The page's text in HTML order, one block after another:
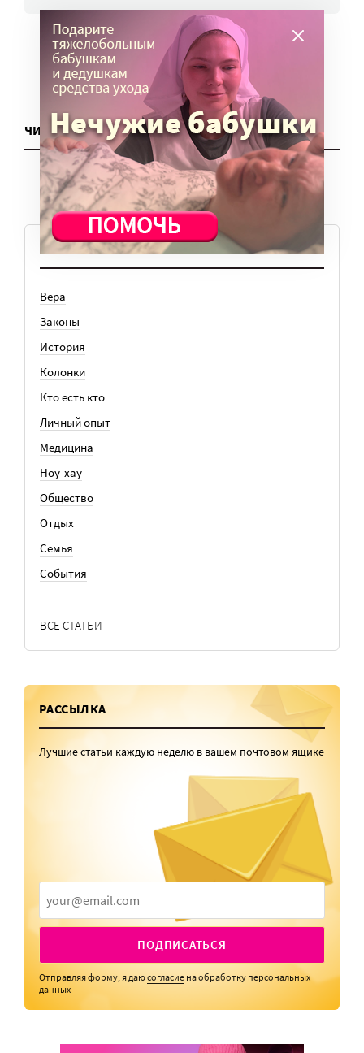
ЧИТАТЬ ЕЩЕ
ТЕМЫ
Вера
Законы
История
Колонки
Кто есть кто
Личный опыт
Медицина
Ноу-хау
Общество
Отдых
Семья
События
ВСЕ СТАТЬИ
РАССЫЛКА
Лучшие статьи каждую неделю в вашем почтовом ящике
ПОДПИСАТЬСЯ
Отправляя форму, я даюсогласие на обработку персональных
данных